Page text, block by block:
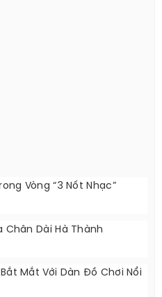
Vòng “3 Nốt Nhạc”
Chân Dài Hà Thành
Mắt Với Dàn Đồ Chơi Nổi